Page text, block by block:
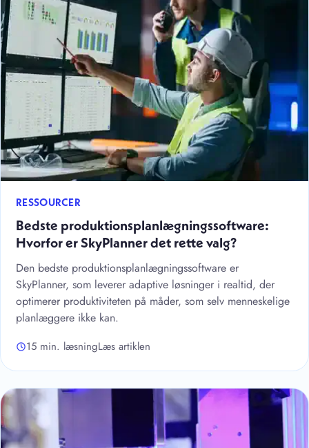
RESSOURCER
Bedste produktionsplanlægningssoftware:
Hvorfor er SkyPlanner det rette valg?
Den bedste produktionsplanlægningssoftware er
SkyPlanner, som leverer adaptive løsninger i realtid, der
optimerer produktiviteten på måder, som selv menneskelige
planlæggere ikke kan.
15 min. læsningLæs artiklen